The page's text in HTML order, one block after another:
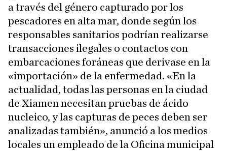
a través del género capturado por los
pescadores en alta mar, donde según los
responsables sanitarios podrían realizarse
transacciones ilegales o contactos con
embarcaciones foráneas que derivase en la
«importación» de la enfermedad. «En la
actualidad, todas las personas en la ciudad
de Xiamen necesitan pruebas de ácido
nucleico, y las capturas de peces deben ser
analizadas también», anunció a los medios
locales un empleado de la Oficina municipal